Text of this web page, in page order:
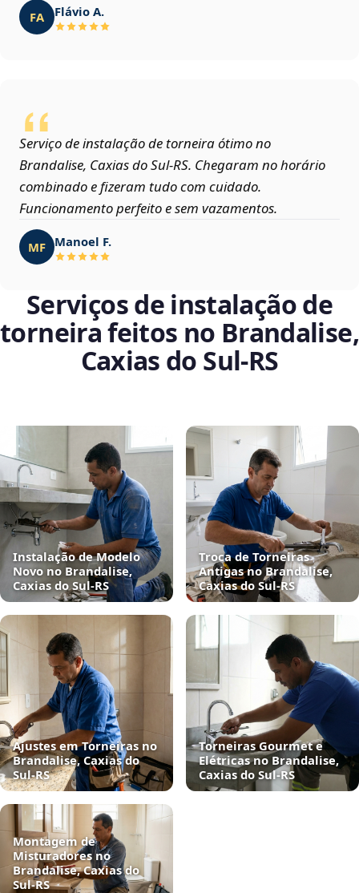
FA Flávio A.
Serviço de instalação de torneira ótimo no
Brandalise, Caxias do Sul‑RS. Chegaram no horário
combinado e fizeram tudo com cuidado.
Funcionamento perfeito e sem vazamentos.
MF Manoel F.
Serviços de instalação de
torneira feitos no Brandalise,
Caxias do Sul‑RS
Instalação de Modelo
Novo no Brandalise,
Caxias do Sul‑RS
Troca de Torneiras
Antigas no Brandalise,
Caxias do Sul‑RS
Ajustes em Torneiras no
Brandalise, Caxias do
Sul‑RS
Torneiras Gourmet e
Elétricas no Brandalise,
Caxias do Sul‑RS
Montagem de
Misturadores no
Brandalise, Caxias do
Sul‑RS